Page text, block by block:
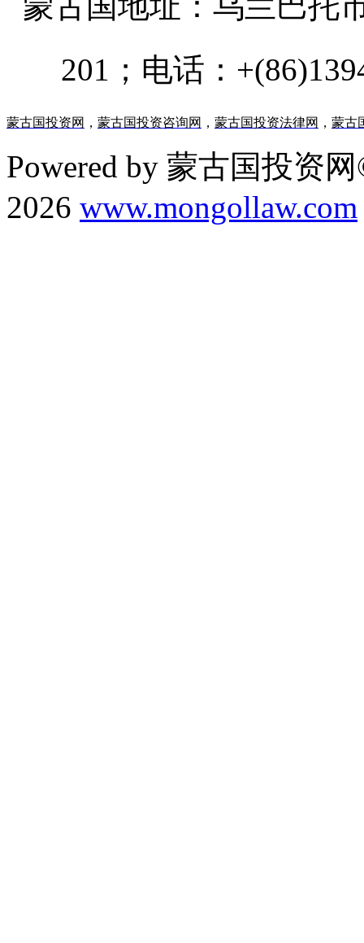
201；电话：
蒙古国投资网 ， 蒙古国投资咨询网 ， 蒙古国投资法律网 ， 蒙古
Powered by 蒙古国投资
2026 www.mongollaw.com